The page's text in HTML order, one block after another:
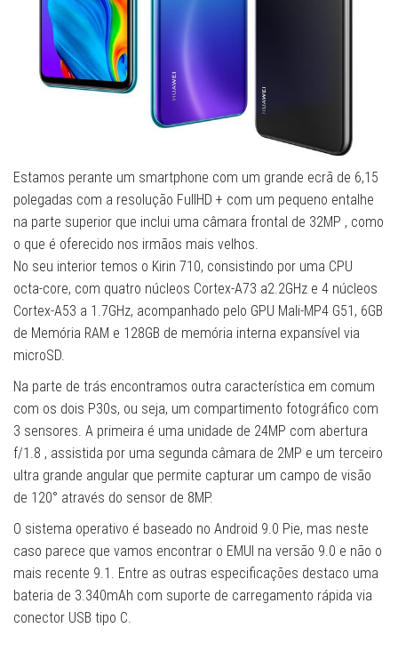
Estamos perante um smartphone com um grande ecrã de 6,15
polegadas com a resolução FullHD + com um pequeno entalhe
na parte superior que inclui uma câmara frontal de 32MP , como
o que é oferecido nos irmãos mais velhos.
No seu interior temos o Kirin 710, consistindo por uma CPU
octa-core, com quatro núcleos Cortex-A73 a2.2GHz e 4 núcleos
Cortex-A53 a 1.7GHz, acompanhado pelo GPU Mali-MP4 G51, 6GB
de Memória RAM e 128GB de memória interna expansível via
microSD.
Na parte de trás encontramos outra característica em comum
com os dois P30s, ou seja, um compartimento fotográfico com
3 sensores. A primeira é uma unidade de 24MP com abertura
f/1.8 , assistida por uma segunda câmara de 2MP e um terceiro
ultra grande angular que permite capturar um campo de visão
de 120° através do sensor de 8MP.
O sistema operativo é baseado no Android 9.0 Pie, mas neste
caso parece que vamos encontrar o EMUI na versão 9.0 e não o
mais recente 9.1. Entre as outras especificações destaco uma
bateria de 3.340mAh com suporte de carregamento rápida via
conector USB tipo C.